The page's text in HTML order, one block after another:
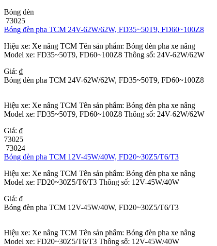
Bóng đèn
73025
Bóng đèn pha TCM 24V-62W/62W, FD35~50T9, FD60~100Z8
Hiệu xe: Xe nâng TCM Tên sản phẩm: Bóng đèn pha xe nâng
Model xe: FD35~50T9, FD60~100Z8 Thông số: 24V-62W/62W
Giá: ₫
Bóng đèn pha TCM 24V-62W/62W, FD35~50T9, FD60~100Z8
Hiệu xe: Xe nâng TCM Tên sản phẩm: Bóng đèn pha xe nâng
Model xe: FD35~50T9, FD60~100Z8 Thông số: 24V-62W/62W
Giá: ₫
73025
73024
Bóng đèn pha TCM 12V-45W/40W, FD20~30Z5/T6/T3
Hiệu xe: Xe nâng TCM Tên sản phẩm: Bóng đèn pha xe nâng
Model xe: FD20~30Z5/T6/T3 Thông số: 12V-45W/40W
Giá: ₫
Bóng đèn pha TCM 12V-45W/40W, FD20~30Z5/T6/T3
Hiệu xe: Xe nâng TCM Tên sản phẩm: Bóng đèn pha xe nâng
Model xe: FD20~30Z5/T6/T3 Thông số: 12V-45W/40W